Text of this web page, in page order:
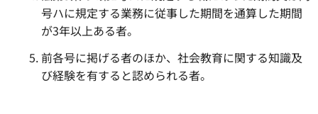
号ハに規定する業務に従事した期間を通算した期間
が3年以上ある者。
前各号に掲げる者のほか、社会教育に関する知識及
び経験を有すると認められる者。